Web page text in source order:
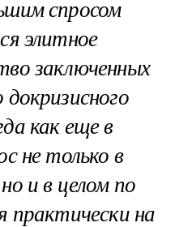
спросом
элитное
заключенных
докризисного
как еще в
не только в
и в целом по
практически на